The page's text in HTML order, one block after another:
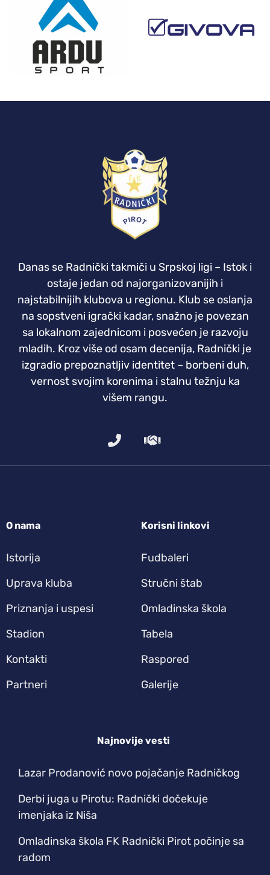
Danas se Radnički takmiči u Srpskoj ligi – Istok i
ostaje jedan od najorganizovanijih i
najstabilnijih klubova u regionu. Klub se oslanja
na sopstveni igrački kadar, snažno je povezan
sa lokalnom zajednicom i posvećen je razvoju
mladih. Kroz više od osam decenija, Radnički je
izgradio prepoznatljiv identitet – borbeni duh,
vernost svojim korenima i stalnu težnju ka
višem rangu.
O nama
Istorija
Uprava kluba
Priznanja i uspesi
Stadion
Kontakti
Partneri
Korisni linkovi
Fudbaleri
Stručni štab
Omladinska škola
Tabela
Raspored
Galerije
Najnovije vesti
Lazar Prodanović novo pojačanje Radničkog
Derbi juga u Pirotu: Radnički dočekuje
imenjaka iz Niša
Omladinska škola FK Radnički Pirot počinje sa
radom